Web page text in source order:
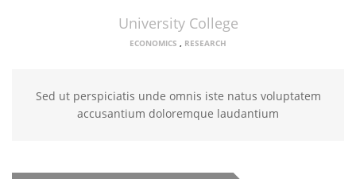
University College
ECONOMICS RESEARCH
Sed ut perspiciatis unde omnis iste natus voluptatem
accusantium doloremque laudantium